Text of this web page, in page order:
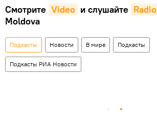
Смотрите Video и слушайте Radio
Moldova
Подкасты Новости В мире Подкасты
Подкасты РИА Новости